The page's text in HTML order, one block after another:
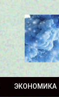
ЭКОНОМИКА